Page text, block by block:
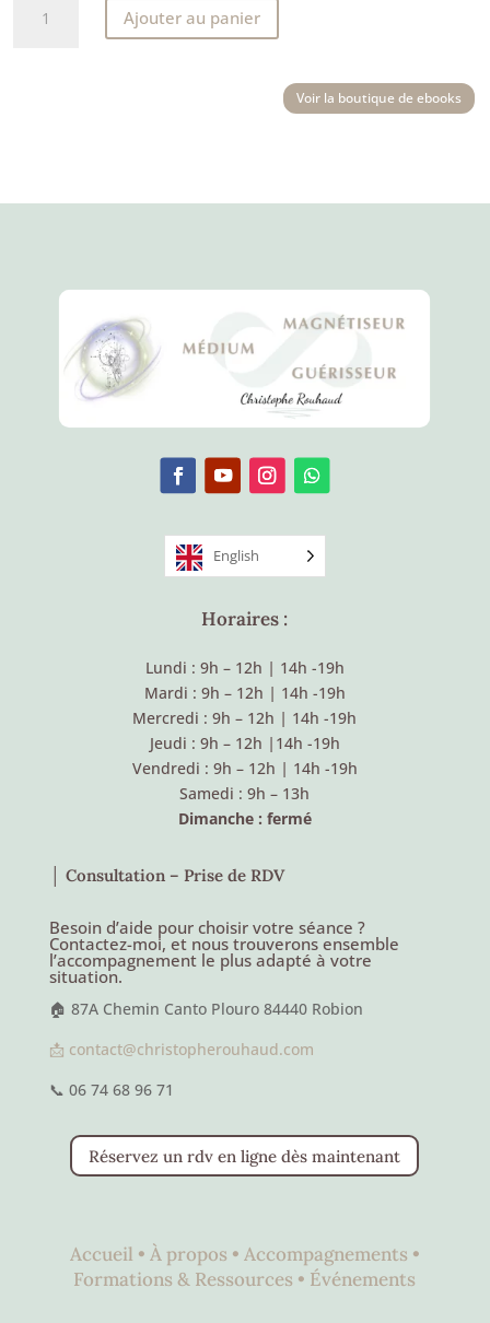
Ajouter au panier
Voir la boutique de ebooks
English
Horaires :
Lundi : 9h – 12h | 14h -19h
Mardi : 9h – 12h | 14h -19h
Mercredi : 9h – 12h | 14h -19h
Jeudi : 9h – 12h | 14h -19h
Vendredi : 9h – 12h | 14h -19h
Samedi : 9h – 13h
Dimanche : fermé
│ Consultation – Prise de RDV
Besoin d’aide pour choisir votre séance ?
Contactez-moi, et nous trouverons ensemble
l’accompagnement le plus adapté à votre
situation.
🏠 87A Chemin Canto Plouro 84440 Robion
📩 contact@christopherouhaud.com
📞 06 74 68 96 71
Réservez un rdv en ligne dès maintenant
Accueil • À propos • Accompagnements •
Formations & Ressources • Événements